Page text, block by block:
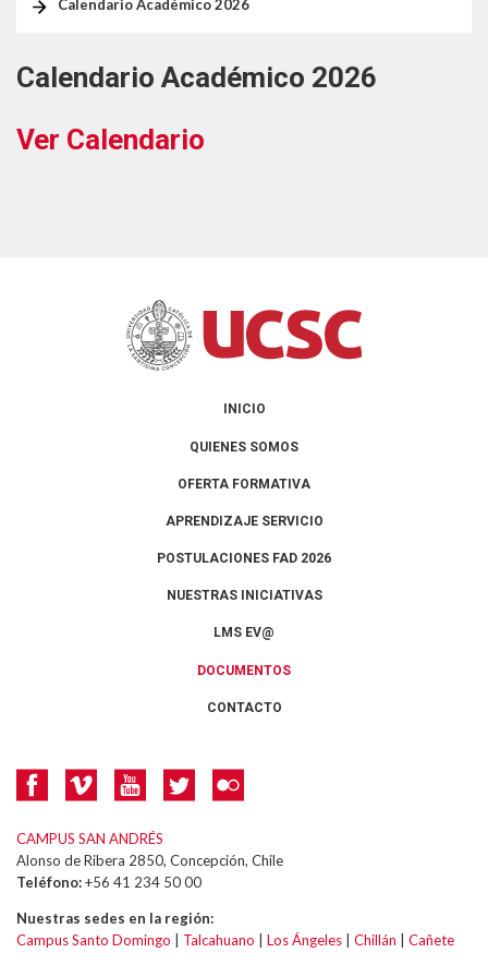
Formularios Ev@
Calendario Académico 2026
Ver Calendario
Calendario Académico 2026
INICIO
QUIENES SOMOS
OFERTA FORMATIVA
APRENDIZAJE SERVICIO
POSTULACIONES FAD 2026
NUESTRAS INICIATIVAS
LMS EV@
DOCUMENTOS
CONTACTO
CAMPUS SAN ANDRÉS
Alonso de Ribera 2850, Concepción, Chile
Teléfono:+56 41 234 50 00
Nuestras sedes en la región:
Campus Santo Domingo
Talcahuano Los Ángeles Chillán Cañete